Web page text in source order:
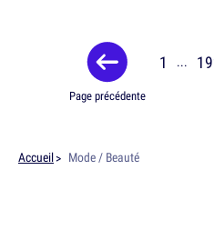
Page précédente
1 ...
Accueil Mode / Beauté